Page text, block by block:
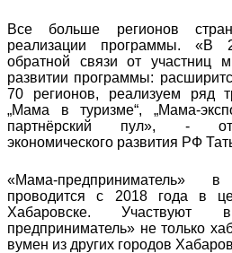
Все больше регионов
реализации программы. «В
обратной связи от
развитии программы:
70 регионов, реализуем ряд
„Мама в туризме“, „Мама-
партнёрский пул», -
экономического развития РФ
«Мама-предприниматель»
проводится с 2018 года в
Хабаровске.
предприниматель» не только
вумен из других городов